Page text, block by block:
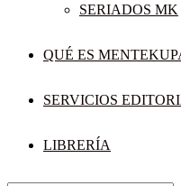
SERIADOS MK
QUÉ ES
SERVICIOS
LIBRERÍA